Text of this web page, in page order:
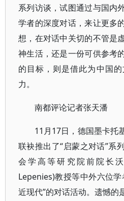
系列访谈，试图通过与国内
学者的深度对话，来让更多
想，在对话中关切的不管是
神生活，还是一份可供参考
的目标，则是借此为中国
力。
南都评论记者张天潘
11月17日，德国墨卡托
联袂推出了“启蒙之对话”系
会学高等研究院前院长
Lepenies)教授等中外六位
近现代”的对话活动。遗憾的